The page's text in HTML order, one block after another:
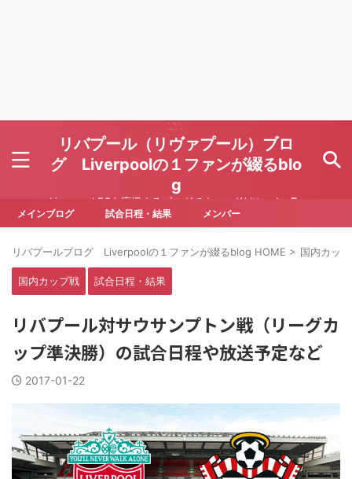
リバプール（リヴァプール）ブロ
グ Liverpoolの１ファンが綴るblo
g
Liverpool FCを応援するブログです Written by To
ru Yoda
メインブログ 試合日程・結果 メンバー
リバプールブログ Liverpoolの１ファンが綴るblog HOME > 国内カッ
国内カップ戦 試合日程・結果
リバプール対サウサンプトン戦（リーグカ
ップ準決勝）の試合日程や放送予定など
2017-01-22